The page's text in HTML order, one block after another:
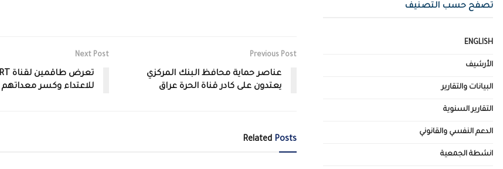
Previous Post
عناصر حماية محافظ البنك المركزي
يعتدون على كادر قناة الحرة عراق
Next Post
للاعتداء وكسر معداتهم
Related Posts
تصفح حسب التصنيف
ENGLISH
الأرشيف
البيانات والتقارير
التقارير السنوية
الدعم النفسي والقانوني
انشطة الجمعية